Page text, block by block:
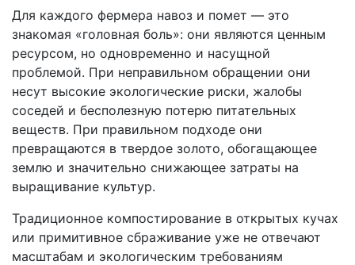
Для каждого фермера навоз и помет — это
знакомая «головная боль»: они являются ценным
ресурсом, но одновременно и насущной
проблемой. При неправильном обращении они
несут высокие экологические риски, жалобы
соседей и бесполезную потерю питательных
веществ. При правильном подходе они
превращаются в твердое золото, обогащающее
землю и значительно снижающее затраты на
выращивание культур.
Традиционное компостирование в открытых кучах
или примитивное сбраживание уже не отвечают
масштабам и экологическим требованиям